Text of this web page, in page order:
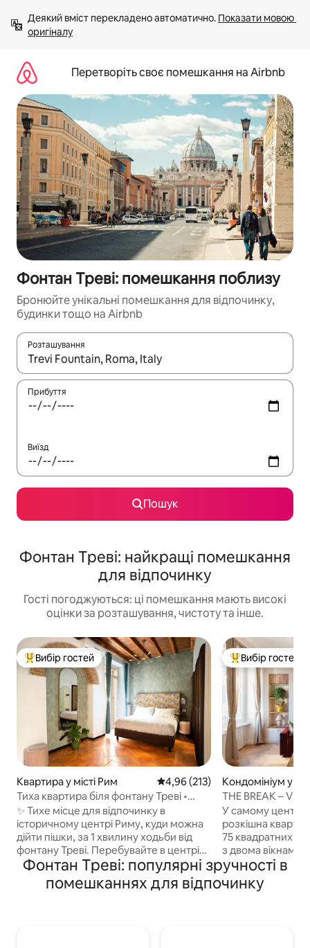
вмісту
Деякий вміст перекладено автоматично. Показати мовою
оригіналу
Перетворіть своє помешкання на Airbnb
Фонтан Треві: помешкання поблизу
Бронюйте унікальні помешкання для відпочинку,
будинки тощо на Airbnb
Розташування
Отримавши результати пошуку, використовуйте для
Прибуття
Виїзд
Пошук
Фонтан Треві: найкращі помешкання
для відпочинку
Гості погоджуються: ці помешкання мають високі
оцінки за розташування, чистоту та інше.
Топ вибір гостей
Вибір гостей
Квартира у місті Рим Середня оцінка: 4,96 з 5,
4,96 (213)
Тиха квартира біля фонтану Треві •
Патіо та внутрішній двір
✨ Тихе місце для відпочинку в
історичному центрі Риму, куди можна
дійти пішки, за 1 хвилину ходьби від
фонтану Треві. Перебувайте в центрі
Риму, затишно розташувавшись у
спокійному палаці XVIII століття.
Пройдіться до найкращих визначних
Топ вибір гостей
Вибір гостей
Кондомініум у
THE BREAK – Via
У самому центрі
розкішна
75 квадратних
з двома вікнами,
Фраттіна, звідки
краєвид на
центрі Риму, в
Фонтан Треві: популярні зручності в
помешканнях для відпочинку